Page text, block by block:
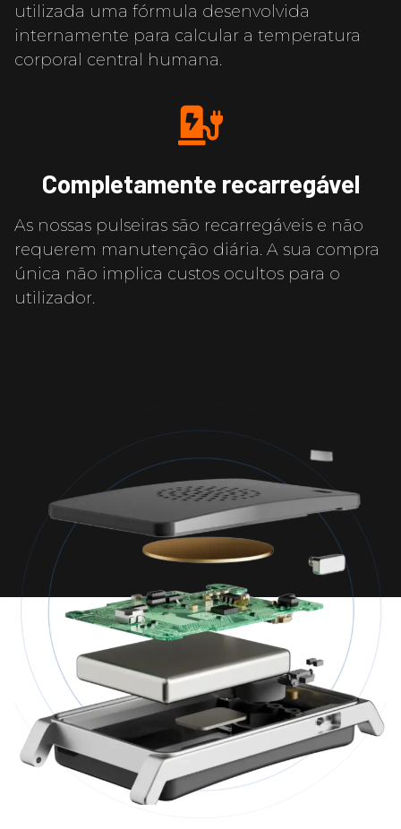
utilizada uma fórmula desenvolvida
internamente para calcular a temperatura
corporal central humana.
Completamente recarregável
As nossas pulseiras são recarregáveis e não
requerem manutenção diária. A sua compra
única não implica custos ocultos para o
utilizador.